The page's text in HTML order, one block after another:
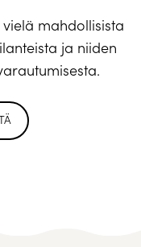
mahdollisista
ja niiden